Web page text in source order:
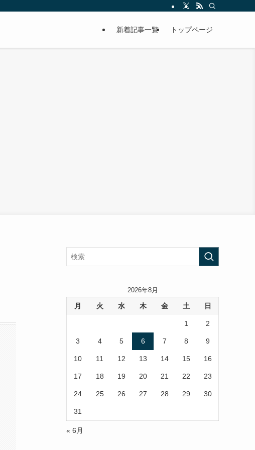
新着記事一覧 トップページ
2026年8月
月 火 水 木 金 土 日
1 2
3 4 5 6 7 8 9
10 11 12 13 14 15 16
17 18 19 20 21 22 23
24 25 26 27 28 29 30
31
« 6月